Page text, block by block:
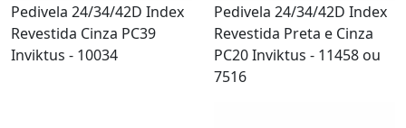
Pedivela 24/34/42D Index
Revestida Cinza PC39
Inviktus - 10034
Pedivela 24/34/42D Index
Revestida Preta e Cinza
PC20 Inviktus - 11458 ou
7516